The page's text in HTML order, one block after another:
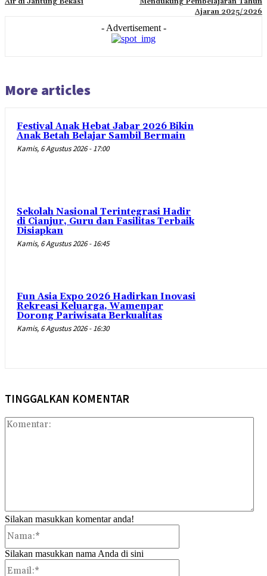
Ajaran 2025/2026
- Advertisement -
More articles
Festival Anak Hebat Jabar 2026 Bikin
Anak Betah Belajar Sambil Bermain
Kamis, 6 Agustus 2026 - 17:00
Sekolah Nasional Terintegrasi Hadir
di Cianjur, Guru dan Fasilitas Terbaik
Disiapkan
Kamis, 6 Agustus 2026 - 16:45
Fun Asia Expo 2026 Hadirkan Inovasi
Rekreasi Keluarga, Wamenpar
Dorong Pariwisata Berkualitas
Kamis, 6 Agustus 2026 - 16:30
TINGGALKAN KOMENTAR
Silakan masukkan komentar anda!
Silakan masukkan nama Anda di sini